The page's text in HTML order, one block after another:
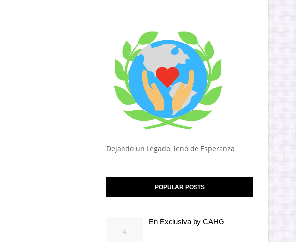
Dejando un Legado lleno de Esperanza
POPULAR POSTS
En Exclusiva by CAHG